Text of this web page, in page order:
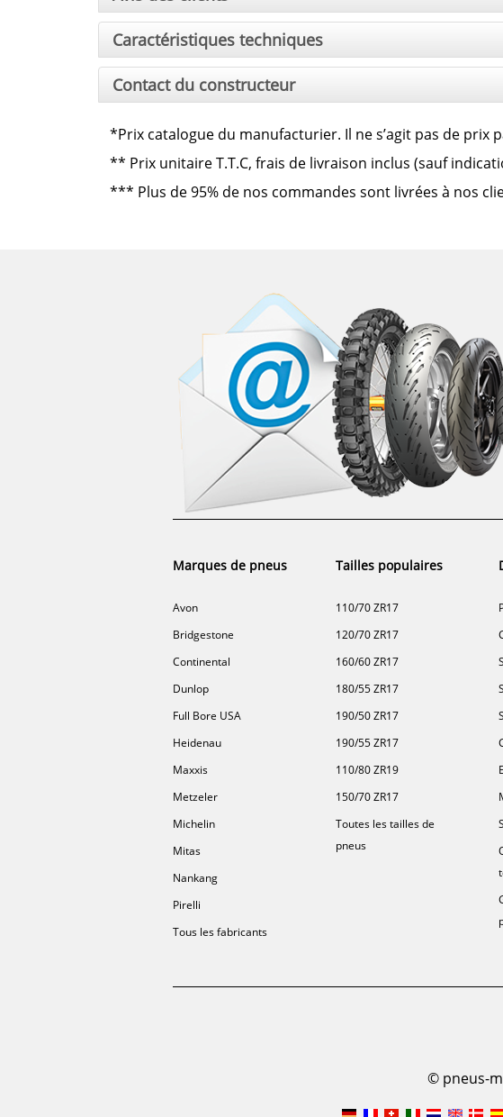
Caractéristiques techniques
Contact du constructeur
*Prix catalogue du manufacturier. Il ne s’agit pas de prix
** Prix unitaire T.T.C, frais de livraison inclus (sauf
*** Plus de 95% de nos commandes sont livrées à nos
Marques de pneus
Avon
Bridgestone
Continental
Dunlop
Full Bore USA
Heidenau
Maxxis
Metzeler
Michelin
Mitas
Nankang
Pirelli
Tous les fabricants
Tailles populaires
110/70 ZR17
120/70 ZR17
160/60 ZR17
180/55 ZR17
190/50 ZR17
190/55 ZR17
110/80 ZR19
150/70 ZR17
Toutes les tailles de
pneus
© pneus-